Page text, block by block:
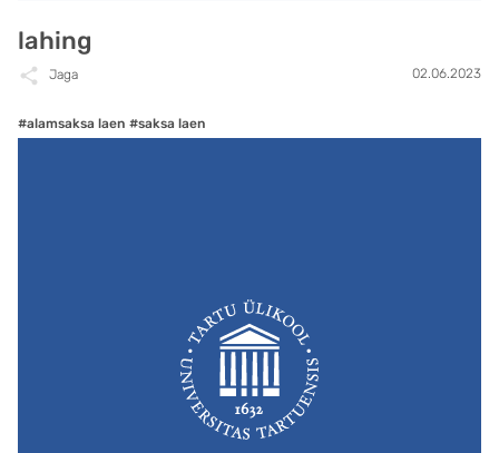
lahing
Jaga 02.06.2023
#alamsaksa laen #saksa laen